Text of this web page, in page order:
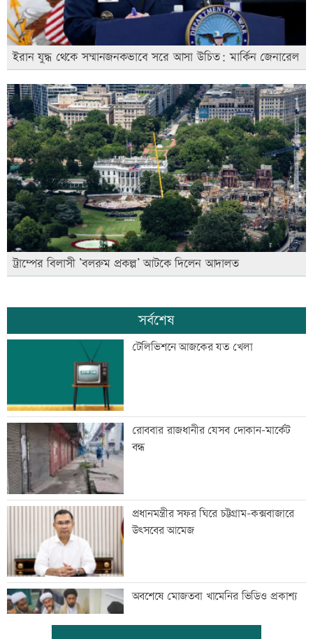
ইরান যুদ্ধ থেকে সম্মানজনকভাবে সরে আসা উচিত: মার্কিন জেনারেল
ট্রাম্পের বিলাসী ’বলরুম প্রকল্প’ আটকে দিলেন আদালত
সর্বশেষ
টেলিভিশনে আজকের যত খেলা
রোববার রাজধানীর যেসব দোকান-মার্কেট
বন্ধ
প্রধানমন্ত্রীর সফর ঘিরে চট্টগ্রাম-কক্সবাজারে
উৎসবের আমেজ
অবশেষে মোজতবা খামেনির ভিডিও প্রকাশ্য